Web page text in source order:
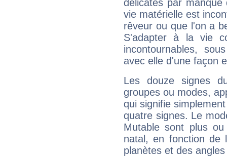
délicates par
vie matérielle est
rêveur ou que l'on a
S'adapter à la vie
incontournables,
avec elle d'une façon
Les douze signes
groupes ou modes,
qui signifie
quatre signes. Le
Mutable sont plus
natal, en fonction de
planètes et des